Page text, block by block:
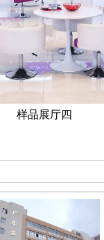
样品展厅四